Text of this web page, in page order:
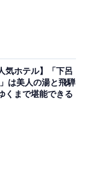
毎日のお買いも
。編集部員によ
より、売上の一部が
気ホテル】「下呂
は美人の湯と飛騨
くまで堪能できる